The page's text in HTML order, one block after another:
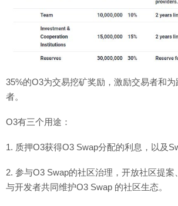
35%的O3为交易挖矿奖励，激励交易者和
者。
O3有三个用途：
1. 质押O3获得O3 Swap分配的利息，以及
2. 参与O3 Swap的社区治理，开放社区提案
与开发者共同维护O3 Swap 的社区生态。